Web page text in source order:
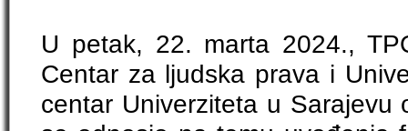
U petak, 22. marta 2024.,
Centar za ljudska prava i
centar Univerziteta u Sarajevu